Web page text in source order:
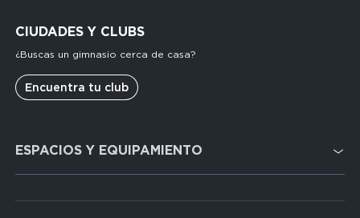
CIUDADES Y CLUBS
¿Buscas un gimnasio cerca de casa?
Encuentra tu club
menu
for
Espagne
ESPACIOS Y EQUIPAMIENTO